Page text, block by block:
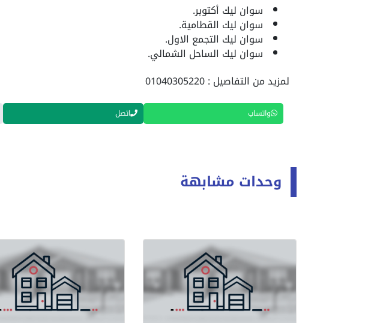
سوان ليك أكتوبر.
سوان ليك القطامية.
سوان ليك التجمع الاول.
سوان ليك الساحل الشمالي.
لمزيد من التفاصيل : 01040305220
واتساب اتصل
وحدات مشابهة